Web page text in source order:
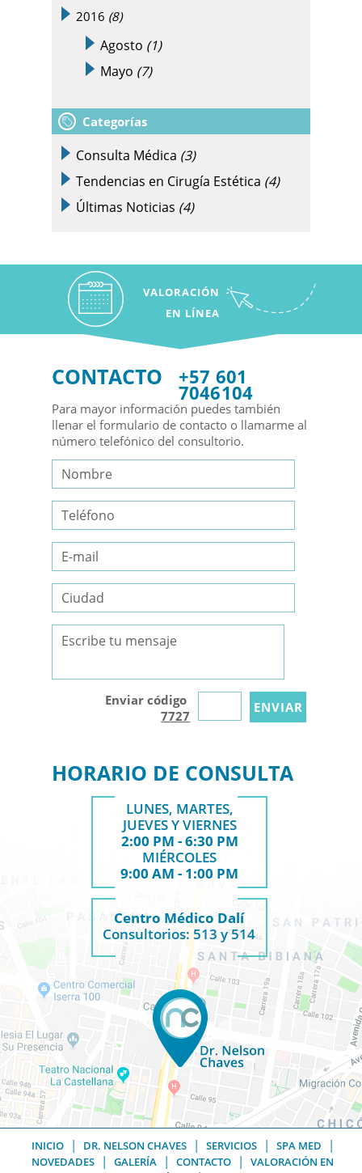
2016 (8)
Agosto (1)
Mayo (7)
Categorías
Consulta Médica (3)
Tendencias en Cirugía Estética (4)
Últimas Noticias (4)
VALORACIÓN
EN LÍNEA
CONTACTO
HORARIO DE CONSULTA
LUNES, MARTES,
JUEVES Y VIERNES
2:00 PM - 6:30 PM
MIÉRCOLES
9:00 AM - 1:00 PM
Centro Médico Dalí
Consultorios: 513 y 514
+57 601
7046104
Para mayor información puedes también
llenar el formulario de contacto o llamarme al
número telefónico del consultorio.
Enviar código
7727
INICIO | DR. NELSON CHAVES | SERVICIOS | SPA MED |
NOVEDADES | GALERÍA | CONTACTO |
VALORACIÓN EN